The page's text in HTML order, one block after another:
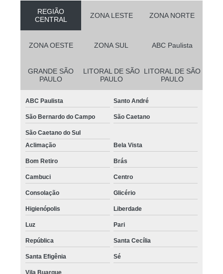
REGIÃO
CENTRAL
ZONA LESTE ZONA NORTE
ZONA OESTE ZONA SUL ABC Paulista
GRANDE SÃO
PAULO
LITORAL DE SÃO
PAULO
LITORAL DE SÃO
PAULO
ABC Paulista Santo André
São Bernardo do Campo São Caetano
São Caetano do Sul
Aclimação
Bela Vista
Bom Retiro Brás
Cambuci Centro
Consolação Glicério
Higienópolis Liberdade
Luz Pari
República Santa Cecília
Santa Efigênia Sé
Vila Buarque